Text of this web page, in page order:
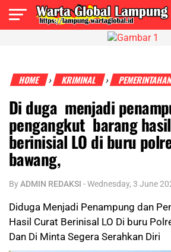
HOME › KRIMINAL ›
Di duga menjadi
pengangkut barang
berinisial LO di buru
bawang,
ByADMIN REDAKSI -Wednesday, 3 June
Diduga Menjadi Penampung dan
Hasil Curat Berinisal LO Di buru
Dan Di Minta Segera Serahkan Diri